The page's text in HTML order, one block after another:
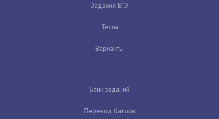
Задания ЕГЭ
Тесты
Варианты
Банк заданий
Перевод баллов